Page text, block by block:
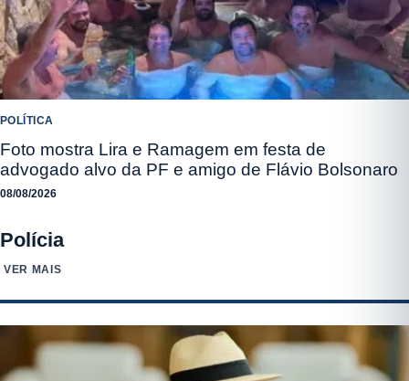
POLÍTICA
Foto mostra Lira e Ramagem em festa de
advogado alvo da PF e amigo de Flávio Bolsonaro
08/08/2026
Polícia
VER MAIS